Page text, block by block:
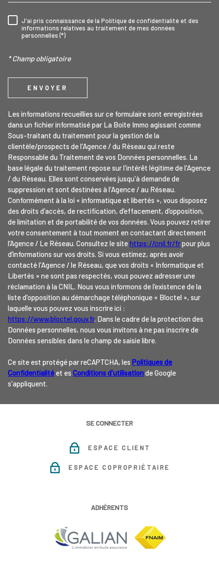
RÈGLEMENTATION
J'ai pris connaissance de la Politique de confidentialité et des
informations relatives au traitement de mes données
personnelles (*)
* Champ obligatoire
ENVOYER
Les informations recueillies sur ce formulaire sont enregistrées
dans un fichier informatisé par La Boite Immo agissant comme
Sous-traitant du traitement pour la gestion de la
clientèle/prospects de l'Agence / du Réseau qui reste
Responsable du Traitement de vos Données personnelles. La
base légale du traitement repose sur l'intérêt légitime de l'Agence
/ du Réseau. Elles sont conservées jusqu'à demande de
suppression et sont destinées à l'Agence / au Réseau.
Conformément à la loi « informatique et libertés », vous disposez
des droits d’accès, de rectification, d’effacement, d’opposition,
de limitation et de portabilité de vos données. Vous pouvez retirer
votre consentement à tout moment en contactant directement
l’Agence / Le Réseau. Consultez le sitehttps://cnil.fr/frpour plus
d’informations sur vos droits. Si vous estimez, après avoir
contacté l'Agence / le Réseau, que vos droits « Informatique et
Libertés » ne sont pas respectés, vous pouvez adresser une
réclamation à la CNIL. Nous vous informons de l’existence de la
liste d'opposition au démarchage téléphonique « Bloctel », sur
laquelle vous pouvez vous inscrire ici :
https://www.bloctel.gouv.fr. Dans le cadre de la protection des
Données personnelles, nous vous invitons à ne pas inscrire de
Données sensibles dans le champ de saisie libre.
Ce site est protégé par reCAPTCHA, les Politiques de
Confidentialité et es Conditions d'utilisationde Google
s'appliquent.
SE CONNECTER
ESPACE CLIENT
ESPACE COPROPRIÉTAIRE
ADHÉRENTS